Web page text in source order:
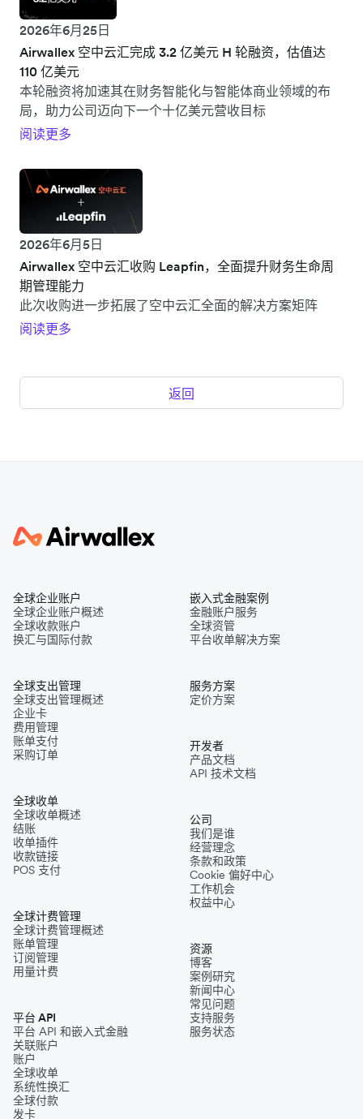
2026年6月25日
Airwallex 空中云汇完成 3.2 亿美元 H 轮融资，估值达
110 亿美元
本轮融资将加速其在财务智能化与智能体商业领域的布
局，助力公司迈向下一个十亿美元营收目标
阅读更多
2026年6月5日
Airwallex 空中云汇收购 Leapfin，全面提升财务生命周
期管理能力
此次收购进一步拓展了空中云汇全面的解决方案矩阵
阅读更多
返回
全球企业账户
全球企业账户概述
全球收款账户
换汇与国际付款
全球支出管理
全球支出管理概述
企业卡
费用管理
账单支付
采购订单
全球收单
全球收单概述
结账
收单插件
收款链接
POS 支付
全球计费管理
全球计费管理概述
账单管理
订阅管理
用量计费
平台 API
平台 API 和嵌入式金融
关联账户
账户
全球收单
系统性换汇
全球付款
发卡
嵌入式金融案例
金融账户服务
全球资管
平台收单解决方案
服务方案
定价方案
开发者
产品文档
API 技术文档
公司
我们是谁
经营理念
条款和政策
Cookie 偏好中心
工作机会
权益中心
资源
博客
案例研究
新闻中心
常见问题
支持服务
服务状态